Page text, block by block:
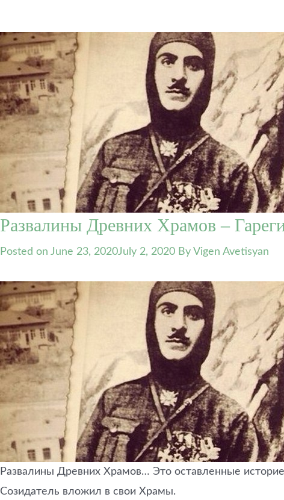
Развалины Древних Храмов –
Posted on June 23, 2020July 2, 2020 By Vigen Avetisyan
Развалины Древних Храмов… Это оставленные
Созидатель вложил в свои Храмы.